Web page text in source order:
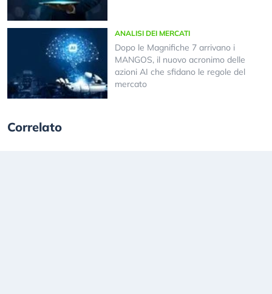
ANALISI DEI MERCATI
Dopo le Magnifiche 7 arrivano i
MANGOS, il nuovo acronimo delle
azioni AI che sfidano le regole del
mercato
Correlato